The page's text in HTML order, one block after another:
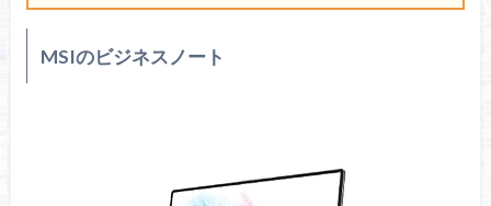
MSIのビジネスノート